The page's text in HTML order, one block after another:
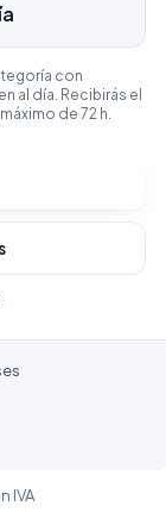
con
al día. Recibirás el
de 72 h.
IVA